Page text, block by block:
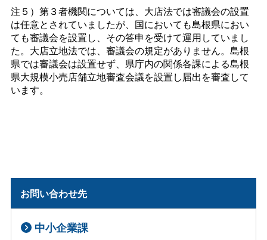
注５）第３者機関については、大店法では審議会の設置
は任意とされていましたが、国においても島根県におい
ても審議会を設置し、その答申を受けて運用していまし
た。大店立地法では、審議会の規定がありません。島根
県では審議会は設置せず、県庁内の関係各課による島根
県大規模小売店舗立地審査会議を設置し届出を審査して
います。
お問い合わせ先
中小企業課